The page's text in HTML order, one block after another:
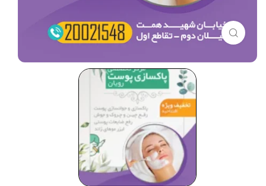
برای بزرگنمایی کلیک کنید